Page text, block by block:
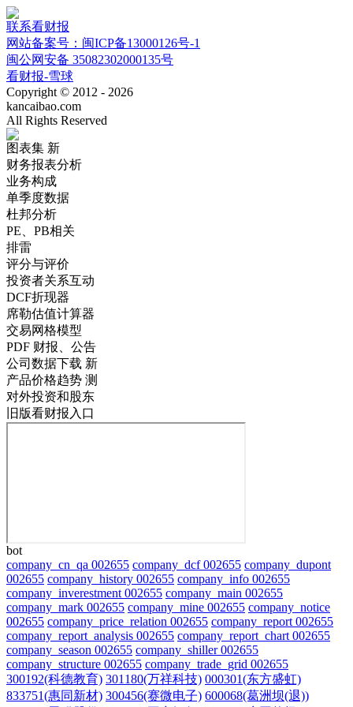
联系看财报
网站备案号：闽ICP备13000126号-1
闽公网安备 35082302000135号
看财报-雪球
Copyright © 2012 - 2026
kancaibao.com
All Rights Reserved
图表集 新
财务报表分析
业务构成
单季度数据
杜邦分析
PE、PB相关
排雷
评分与评价
投资者关系互动
DCF折现器
席勒估值计算器
交易网格模型
PDF 财报、公告
公司数据下载 新
产品价格趋势 测
对外投资和股东
旧版看财报入口
bot
company_cn_qa 002655 company_dcf 002655 company_dupont
002655 company_history 002655 company_info 002655
company_inverestment 002655 company_main 002655
company_mark 002655 company_mine 002655 company_notice
002655 company_price_relation 002655 company_report 002655
company_report_analysis 002655 company_report_chart 002655
company_season 002655 company_shiller 002655
company_structure 002655 company_trade_grid 002655
300192(科德教育) 301180(万祥科技) 000301(东方盛虹)
833751(惠同新材) 300456(赛微电子) 600068(葛洲坝(退))